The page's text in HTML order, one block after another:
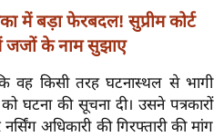
में बड़ा फेरबदल! सुप्रीम कोर्ट
जजों के नाम सुझाए
वह किसी तरह घटनास्थल से भागी
घटना की सूचना दी। उसने पत्रकारों
अधिकारी की गिरफ्तारी की मांग